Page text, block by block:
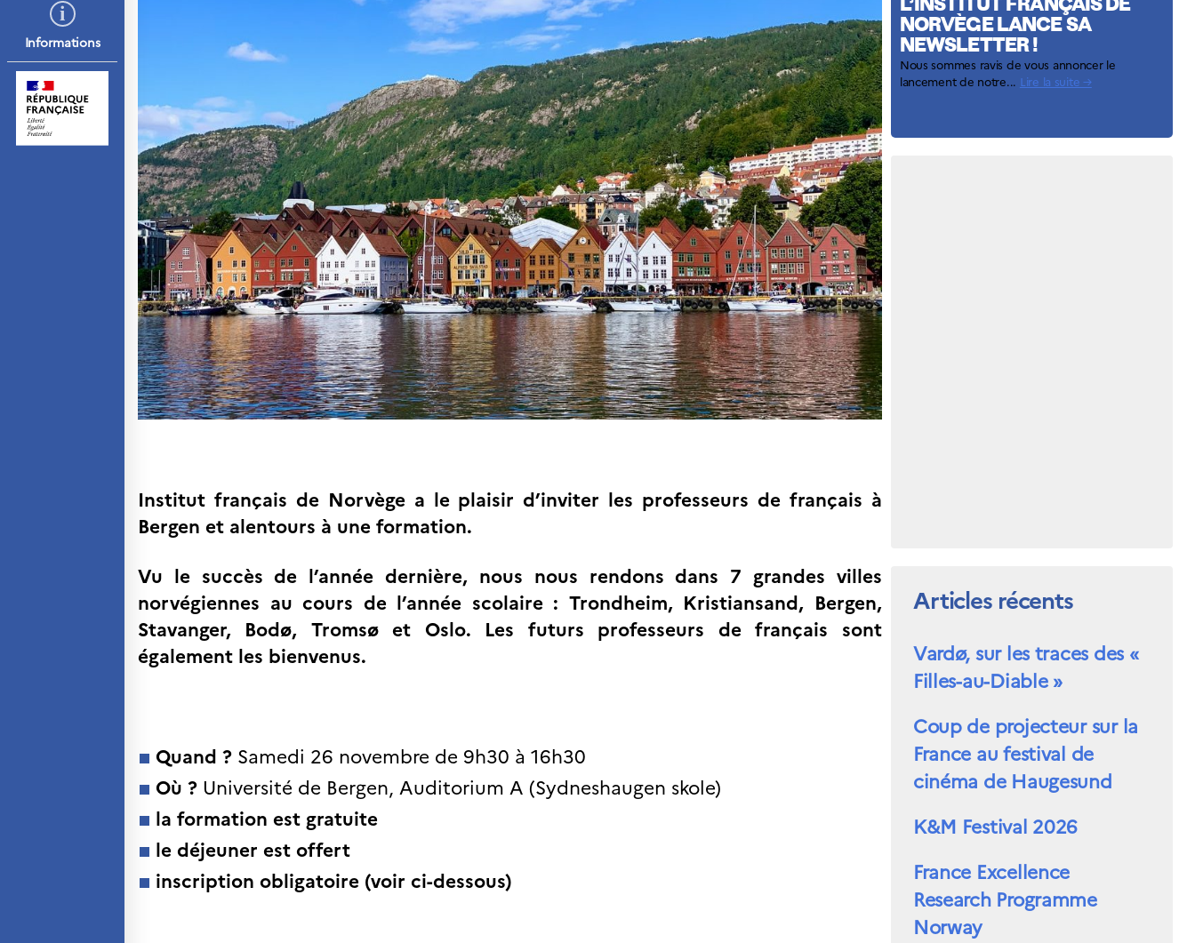
Informations
ÉDUCATION ET
Apprendre le français
en France
Promotion de la langue
française
Francophonie
Visite de classes
Certifications
Coopération
éducative
Lycées en France
Assistants de langue
française et norvégienne
Partenaires
Formation des
enseignants
Séminaires et
UNIVERSITÉS
Étudiants, doctorants
et post-doctorants
Campus France Norvège en
voyage en France
Étudier en Norvège
Doctorats et post-doctorats
en France
Bourse d’études
Institutionnels
France Alumni
SCIENCE ET
RECHERCHE
Programmes de
coopération
Institut français de Norvège a le plaisir d’inviter les professeurs de français à
Bergen et alentours à une formation.
Vu le succès de l’année dernière, nous nous rendons dans 7 grandes villes
norvégiennes au cours de l’année scolaire : Trondheim, Kristiansand, Bergen,
Stavanger, Bodø, Tromsø et Oslo. Les futurs professeurs de français sont
également les bienvenus.
Quand ? Samedi 26 novembre de 9h30 à 16h30
Où ? Université de Bergen, Auditorium A (Sydneshaugen skole)
la formation est gratuite
le déjeuner est offert
inscription obligatoire (voir ci-dessous)
L’INSTITUT FRANÇAIS DE
NORVÈGE LANCE SA
NEWSLETTER !
Nous sommes ravis de vous annoncer le
lancement de notre... Lire la suite →
Articles récents
Vardø, sur les traces des «
Filles-au-Diable »
Coup de projecteur sur la
France au festival de
cinéma de Haugesund
K&M Festival 2026
France Excellence
Research Programme
Norway